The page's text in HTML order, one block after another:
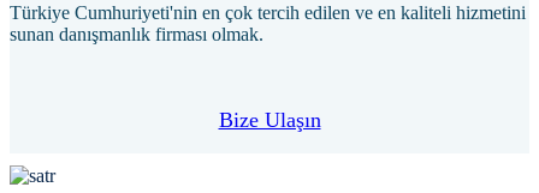
Türkiye Cumhuriyeti'nin en çok tercih edilen ve en kaliteli hizmetini
sunan danışmanlık firması olmak.
Bize Ulaşın